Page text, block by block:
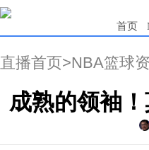
首页
直播首页>NBA篮球
成熟的领袖